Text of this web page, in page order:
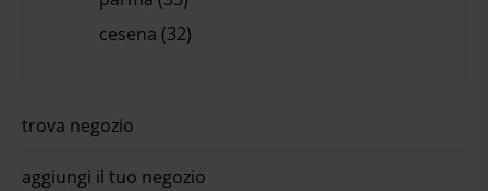
cesena (32)
trova negozio
aggiungi il tuo negozio